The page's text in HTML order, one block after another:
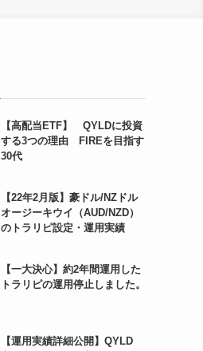
【高配当ETF】 QYLDに投資
する3つの理由 FIREを目指す
30代
【22年2月版】豪ドル/NZドル
オージーキウイ（AUD/NZD）
のトラリピ設定・運用実績
【一大決心】約2年間運用した
トラリピの運用停止しました。
【運用実績詳細公開】QYLD